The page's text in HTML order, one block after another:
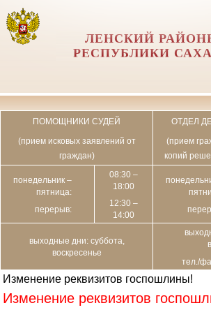
ЛЕНСКИЙ
РЕСПУБЛИКИ
ПОМОЩНИКИ СУДЕЙ
(прием исковых заявлений от
граждан)
ОТДЕЛ
(прием
копий
понедельник –
пятница:
перерыв:
08:30 –
18:00
12:30 –
14:00
выходные дни: суббота,
воскресенье
тел./
Изменение реквизитов госпошлины!
Изменение реквизитов